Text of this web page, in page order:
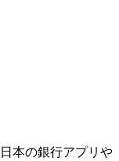
本の銀行アプリや